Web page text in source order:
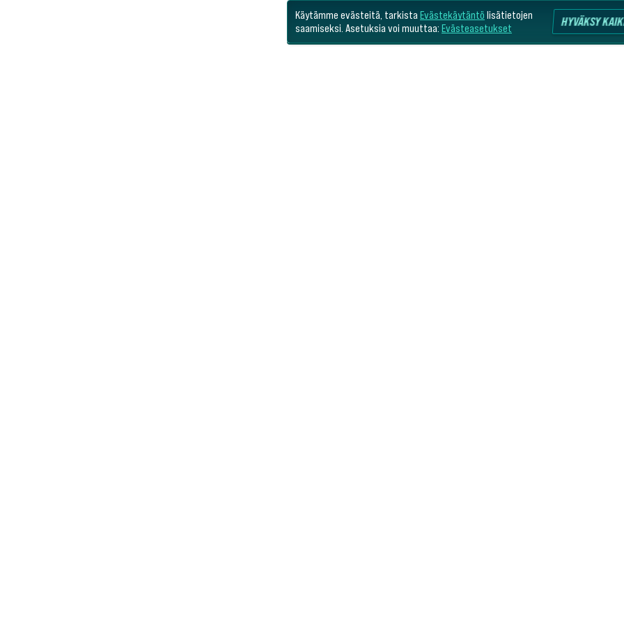
Käytämme evästeitä, tarkista Evästekäytäntö lisätietojen
saamiseksi. Asetuksia voi muuttaa: Evästeasetukset HYVÄKSY